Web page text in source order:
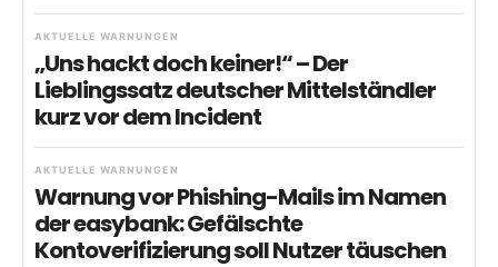
AKTUELLE WARNUNGEN
„Uns hackt doch keiner!“ – Der
Lieblingssatz deutscher Mittelständler
kurz vor dem Incident
AKTUELLE WARNUNGEN
Warnung vor Phishing-Mails im Namen
der easybank: Gefälschte
Kontoverifizierung soll Nutzer täuschen